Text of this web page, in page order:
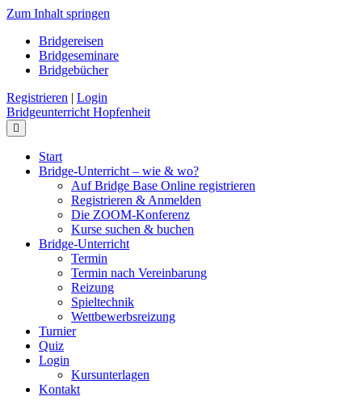
Zum Inhalt springen
Bridgereisen
Bridgeseminare
Bridgebücher
Registrieren | Login
Bridgeunterricht Hopfenheit
Start
Bridge-Unterricht – wie & wo?
Auf Bridge Base Online registrieren
Registrieren & Anmelden
Die ZOOM-Konferenz
Kurse suchen & buchen
Bridge-Unterricht
Termin
Termin nach Vereinbarung
Reizung
Spieltechnik
Wettbewerbsreizung
Turnier
Quiz
Login
Kursunterlagen
Kontakt